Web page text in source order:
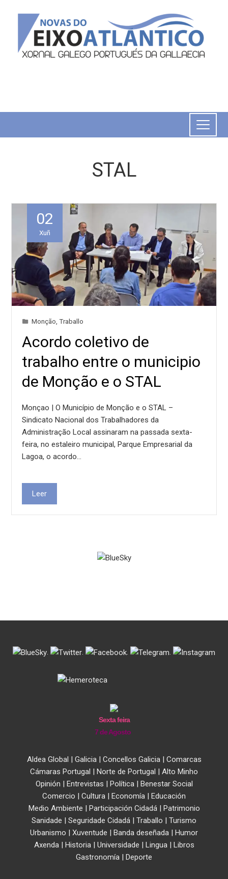
STAL
02
Xuñ
Monção ,Traballo
Acordo coletivo de
trabalho entre o municipio
de Monção e o STAL
Monçao | O Município de Monção e o STAL –
Sindicato Nacional dos Trabalhadores da
Administração Local assinaram na passada sexta-
feira, no estaleiro municipal, Parque Empresarial da
Lagoa, o acordo…
Leer
. . . .
Sexta feira
7 de Agosto
Aldea Global | Galicia| Concellos Galicia| Comarcas
Cámaras Portugal | Norte de Portugal | Alto Minho
Opinión | Entrevistas | Política| Benestar Social
Comercio | Cultura | Economía | Educación
Medio Ambiente | Participación Cidadá| Patrimonio
Sanidade | Seguridade Cidadá | Traballo | Turismo
Urbanismo | Xuventude | Banda deseñada | Humor
Axenda| Historia| Universidade | Lingua| Libros
Gastronomía | Deporte